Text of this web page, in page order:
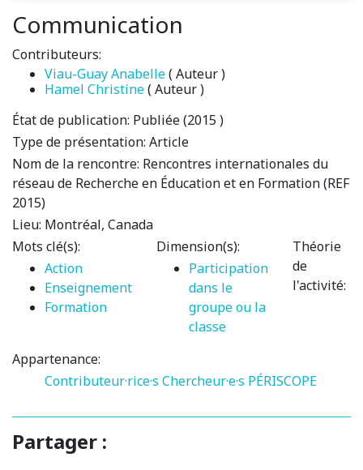
Communication
Contributeurs:
Viau-Guay Anabelle( Auteur )
Hamel Christine( Auteur )
État de publication: Publiée (2015 )
Type de présentation: Article
Nom de la rencontre: Rencontres internationales du
réseau de Recherche en Éducation et en Formation (REF
2015)
Lieu: Montréal, Canada
Mots clé(s):
Action
Enseignement
Formation
Dimension(s):
Participation
dans le
groupe ou la
classe
Théorie
de
l'activité:
Appartenance:
Contributeur·rice·s Chercheur·e·s PÉRISCOPE
Partager :